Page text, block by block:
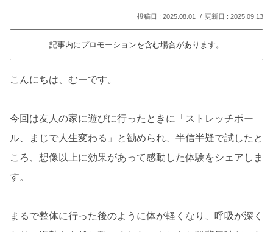
2025.08.01 2025.09.13
記事内にプロモーションを含む場合があります。
こんにちは、むーです。
今回は友人の家に遊びに行ったときに「ストレッチポー
ル、まじで人生変わる」と勧められ、半信半疑で試したと
ころ、想像以上に効果があって感動した体験をシェアしま
す。
まるで整体に行った後のように体が軽くなり、呼吸が深く